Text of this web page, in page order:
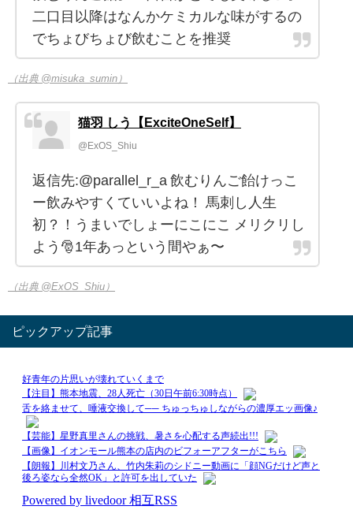
二口目以降はなんかケミカルな味がするの
でちょびちょび飲むことを推奨
（出典 @misuka_sumin）
猫羽 しう【ExciteOneSelf】
@ExOS_Shiu
返信先:@parallel_r_a 飲むりんご飴けっこ
ー飲みやすくていいよね！ 馬刺し人生
初？！うまいでしょーにこにこ メリクリし
よう🎅1年あっという間やぁ〜
（出典 @ExOS_Shiu）
ピックアップ記事